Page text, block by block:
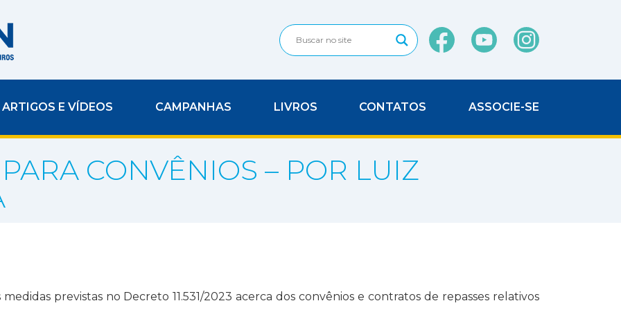
ARTIGOS E VÍDEOS CAMPANHAS LIVROS CONTATOS ASSOCIE-SE
CONVÊNIOS – POR LUIZ
previstas no Decreto 11.531/2023 acerca dos convênios e contratos de repasses relativos